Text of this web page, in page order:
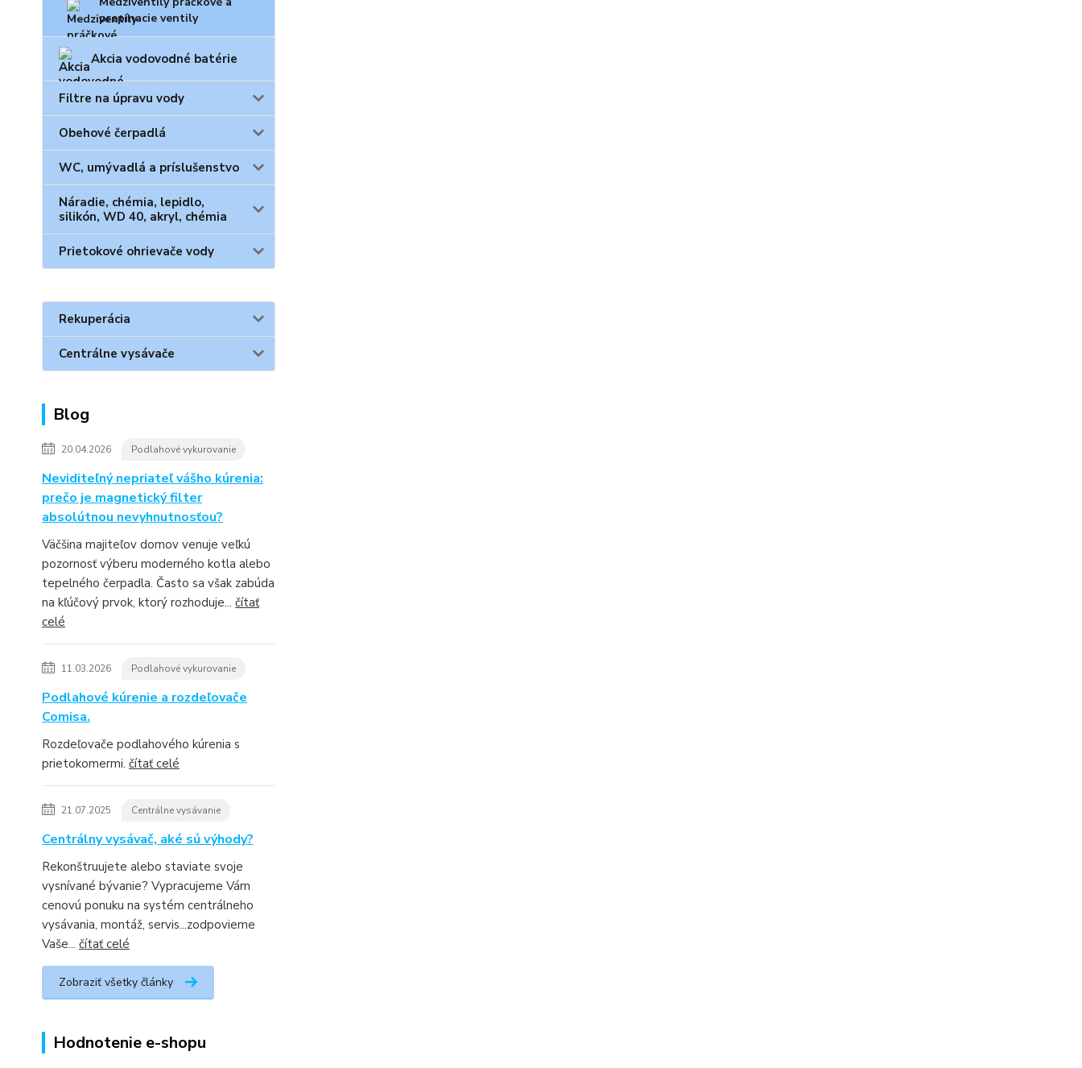
prepínacie ventily
Akcia vodovodné batérie
Filtre na úpravu vody
Obehové čerpadlá
WC, umývadlá a príslušenstvo
Náradie, chémia, lepidlo,
silikón, WD 40, akryl, chémia
Prietokové ohrievače vody
Rekuperácia
Centrálne vysávače
Blog
20.04.2026 Podlahové vykurovanie
Neviditeľný nepriateľ vášho kúrenia:
prečo je magnetický filter
absolútnou nevyhnutnosťou?
Väčšina majiteľov domov venuje veľkú
pozornosť výberu moderného kotla alebo
tepelného čerpadla. Často sa však zabúda
na kľúčový prvok, ktorý rozhoduje... čítať
celé
11.03.2026 Podlahové vykurovanie
Podlahové kúrenie a rozdeľovače
Comisa.
Rozdeľovače podlahového kúrenia s
prietokomermi. čítať celé
21.07.2025 Centrálne vysávanie
Centrálny vysávač, aké sú výhody?
Rekonštruujete alebo staviate svoje
vysnívané bývanie? Vypracujeme Vám
cenovú ponuku na systém centrálneho
vysávania, montáž, servis...zodpovieme
Vaše... čítať celé
Zobraziť všetky články
Hodnotenie e-shopu